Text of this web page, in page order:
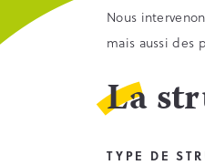
Nous
mais aussi des
La
TYPE DE